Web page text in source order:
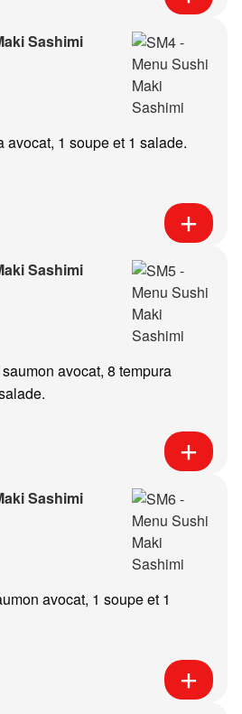
Sashimi
avocat, 1 soupe et 1 salade.
Sashimi
avocat, 8 tempura
Sashimi
avocat, 1 soupe et 1